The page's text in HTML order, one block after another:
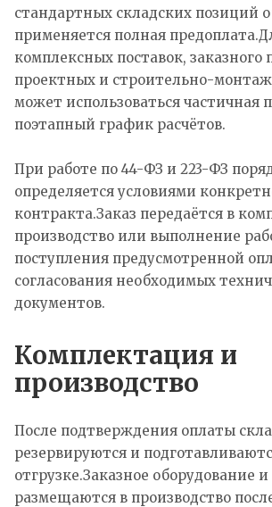
стандартных складских позиций
применяется полная
комплексных поставок, заказного
проектных и строительно-
может использоваться частичная
поэтапный график расчётов.
При работе по 44-ФЗ и 223-ФЗ
определяется условиями
контракта.Заказ передаётся в
производство или выполнение
поступления предусмотренной
согласования необходимых
документов.
Комплектация и
производство
После подтверждения оплаты
резервируются и
отгрузке.Заказное оборудование
размещаются в производство